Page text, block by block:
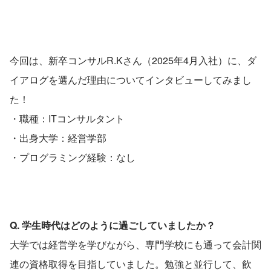
今回は、新卒コンサルR.Kさん（2025年4月入社）に、ダ
イアログを選んだ理由についてインタビューしてみまし
た！
・職種：ITコンサルタント
・出身大学：経営学部
・プログラミング経験：なし
Q. 学生時代はどのように過ごしていましたか？
大学では経営学を学びながら、専門学校にも通って会計関
連の資格取得を目指していました。勉強と並行して、飲